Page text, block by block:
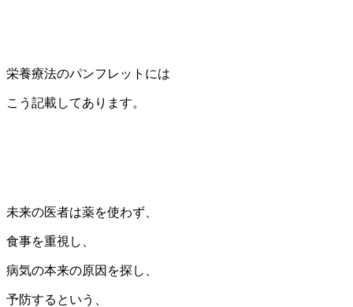
栄養療法のパンフレットには
こう記載してあります。
未来の医者は薬を使わず、
食事を重視し、
病気の本来の原因を探し、
予防するという、